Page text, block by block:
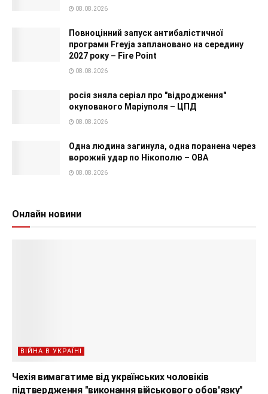
08.08.2026
Повноцінний запуск антибалістичної
програми Freyja заплановано на середину
2027 року – Fire Point
08.08.2026
росія зняла серіал про "відродження"
окупованого Маріуполя – ЦПД
08.08.2026
Одна людина загинула, одна поранена через
ворожий удар по Нікополю – ОВА
08.08.2026
Онлайн новини
ВІЙНА В УКРАЇНІ
Чехія вимагатиме від українських чоловіків
підтвердження "виконання військового обов'язку"